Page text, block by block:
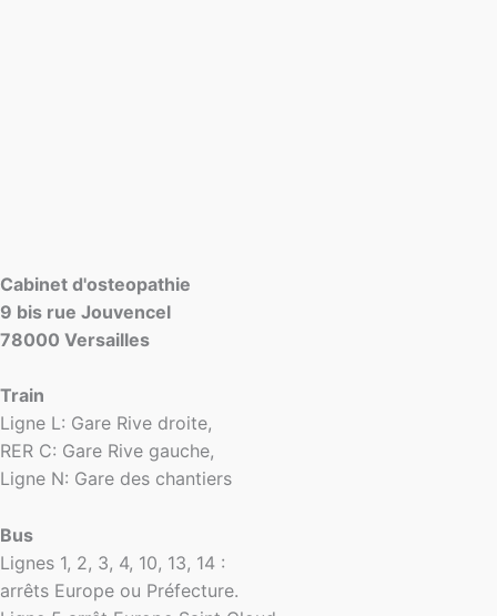
Cabinet d'osteopathie
9 bis rue Jouvencel
78000 Versailles
Train
Ligne L: Gare Rive droite,
RER C: Gare Rive gauche,
Ligne N: Gare des chantiers
Bus
Lignes 1, 2, 3, 4, 10, 13, 14 :
arrêts Europe ou Préfecture.